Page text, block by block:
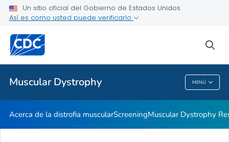
Un sitio oficial del Gobierno de Estados Unidos
Así es como usted puede verificarlo
Muscular Dystrophy MENÚ
Vivir con distrofia muscular
Proveedores de atención médica
Muscular Dystrophy
Acerca de la distrofia muscularScreeningMuscular Dystrophy